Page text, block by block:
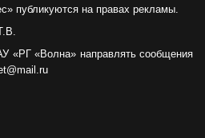
публикуются на правах рекламы.
«РГ «Волна» направлять сообщения